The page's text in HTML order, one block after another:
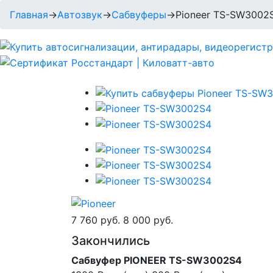
Главная→Автозвук→Сабвуферы→Pioneer TS-
7 760 руб. 8 000 руб.
Закончились
Сабвуфер PIONEER TS-SW3002S4